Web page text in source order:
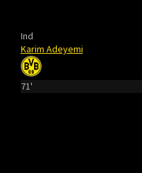
Ind
Karim Adeyemi
71'